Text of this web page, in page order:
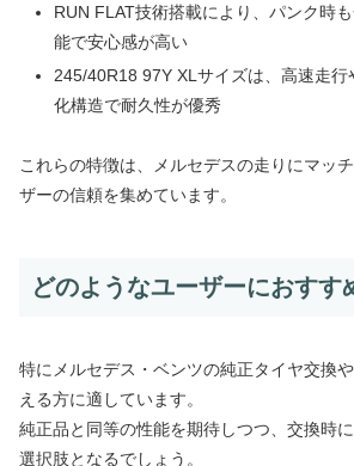
RUN FLAT技術搭載により、パンク時
能で安心感が高い
245/40R18 97Y XLサイズは、高速走行
化構造で耐久性が優秀
これらの特徴は、メルセデスの走りにマッ
ザーの信頼を集めています。
どのようなユーザーにおすす
特にメルセデス・ベンツの純正タイヤ交換
える方に適しています。
純正品と同等の性能を期待しつつ、交換時
選択肢となるでしょう。